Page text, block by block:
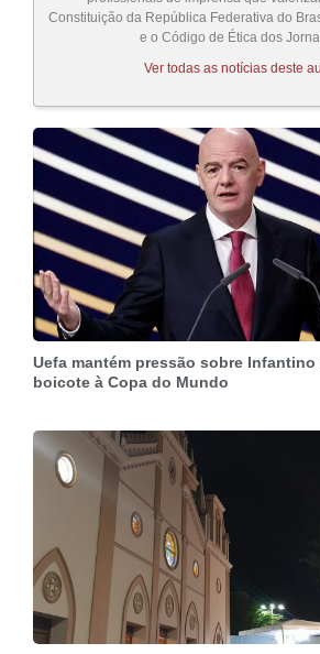
Constituição da República Federativa do
e o Código de Ética dos
Ver todas as notícias deste
Uefa mantém pressão sobre
boicote à Copa do Mundo